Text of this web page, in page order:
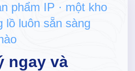
phẩm IP · một kho
lồ luôn sẵn sàng
ngay và